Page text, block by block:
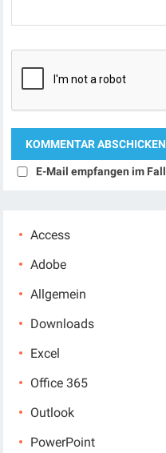
E-Mail empfangen im
Access
Adobe
Allgemein
Downloads
Excel
Office 365
Outlook
PowerPoint